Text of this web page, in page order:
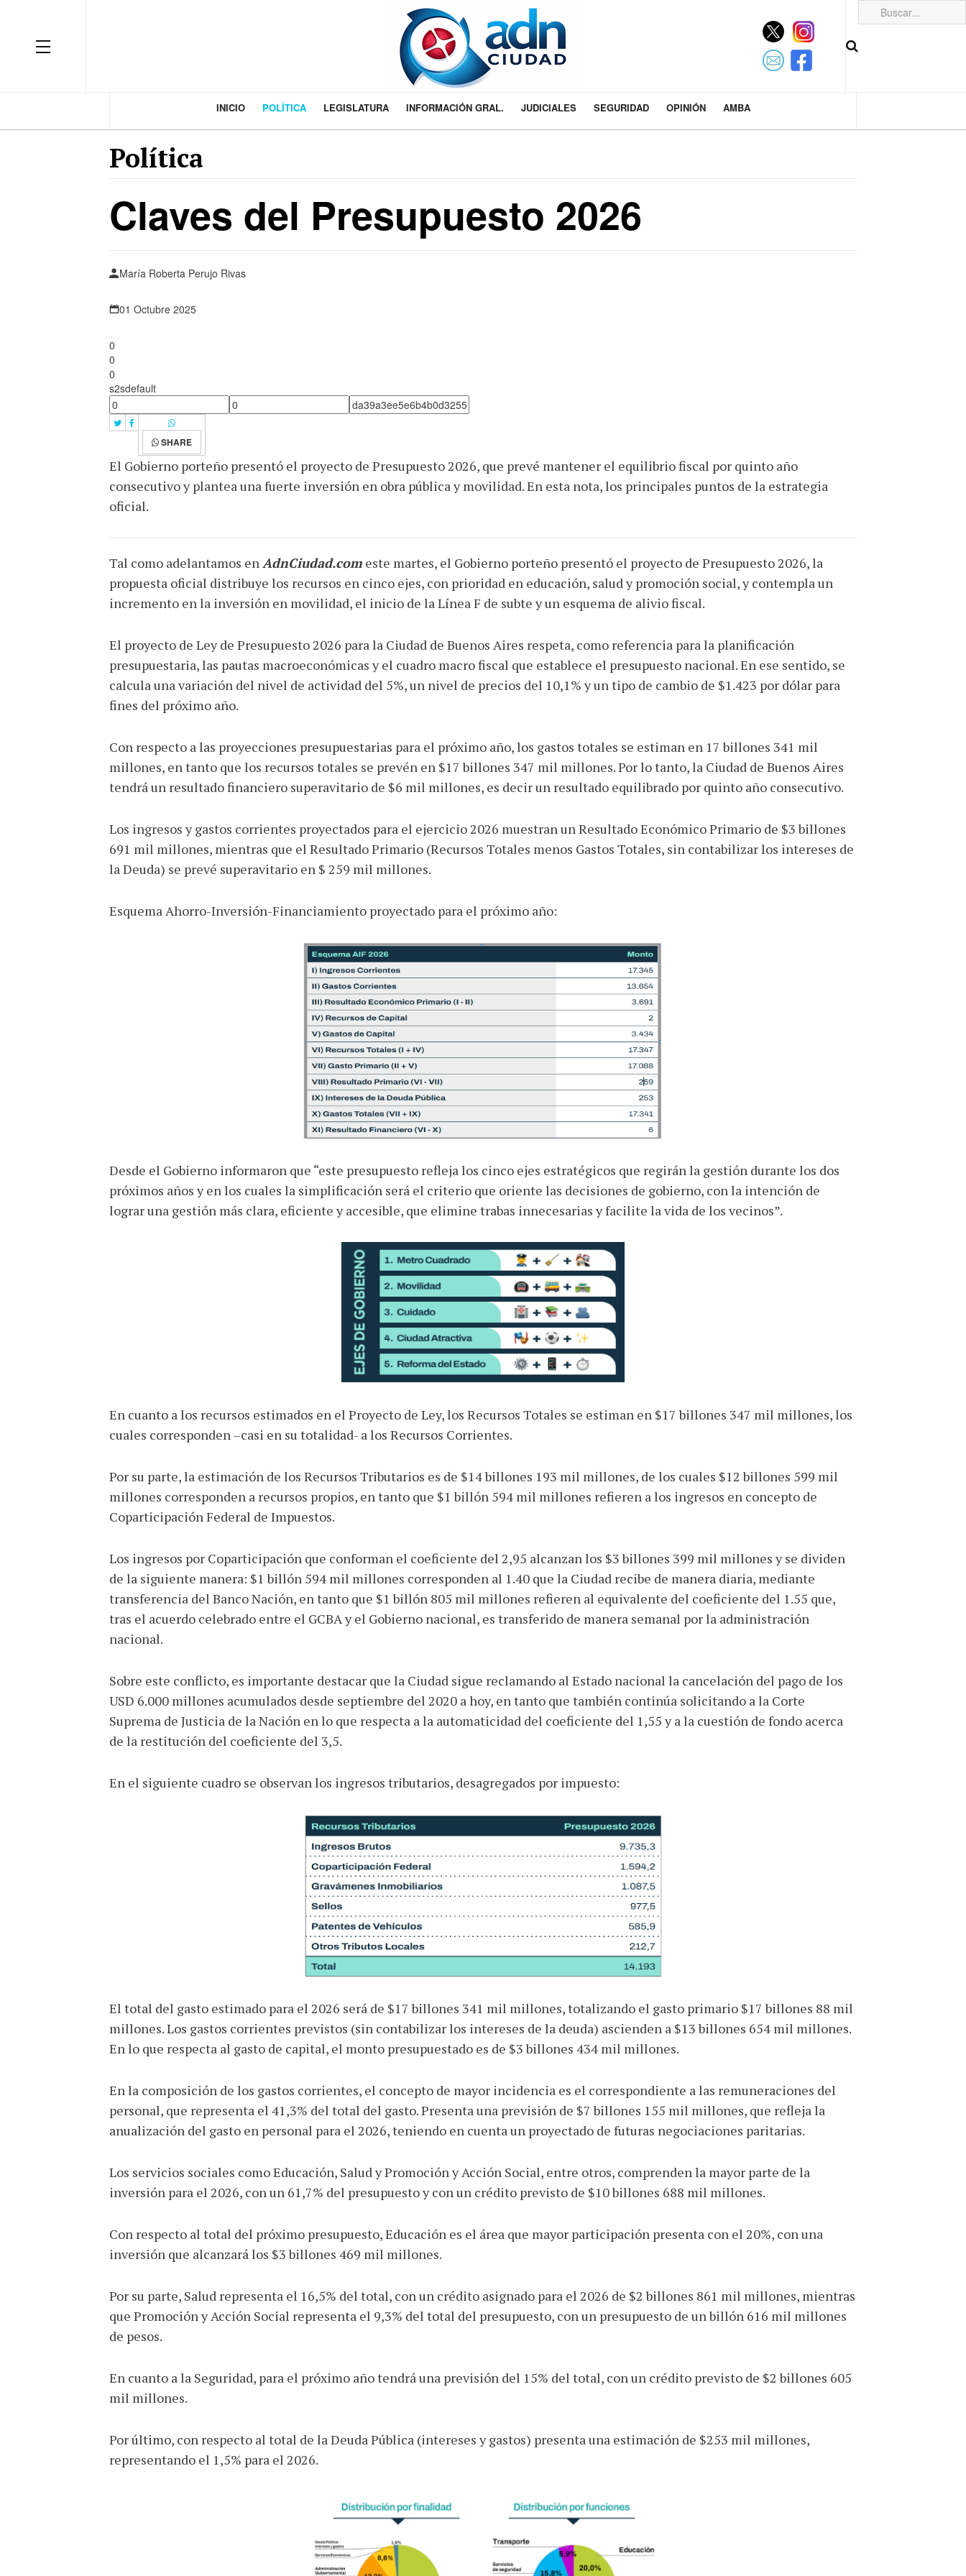
INICIO POLÍTICA LEGISLATURA INFORMACIÓN GRAL. JUDICIALES SEGURIDAD OPINIÓN AMBA
Política
Claves del Presupuesto 2026
María Roberta Perujo Rivas
01 Octubre 2025
0
0
0
s2sdefault
SHARE
El Gobierno porteño presentó el proyecto de Presupuesto 2026, que prevé mantener el equilibrio fiscal por quinto año
consecutivo y plantea una fuerte inversión en obra pública y movilidad. En esta nota, los principales puntos de la estrategia
oficial.
Tal como adelantamos enAdnCiudad.com este martes, el Gobierno porteño presentó el proyecto de Presupuesto 2026, la
propuesta oficial distribuye los recursos en cinco ejes, con prioridad en educación, salud y promoción social, y contempla un
incremento en la inversión en movilidad, el inicio de la Línea F de subte y un esquema de alivio fiscal.
El proyecto de Ley de Presupuesto 2026 para la Ciudad de Buenos Aires respeta, como referencia para la planificación
presupuestaria, las pautas macroeconómicas y el cuadro macro fiscal que establece el presupuesto nacional. En ese sentido, se
calcula una variación del nivel de actividad del 5%, un nivel de precios del 10,1% y un tipo de cambio de $1.423 por dólar para
fines del próximo año.
Con respecto a las proyecciones presupuestarias para el próximo año, los gastos totales se estiman en 17 billones 341 mil
millones, en tanto que los recursos totales se prevén en $17 billones 347 mil millones. Por lo tanto, la Ciudad de Buenos Aires
tendrá un resultado financiero superavitario de $6 mil millones, es decir un resultado equilibrado por quinto año consecutivo.
Los ingresos y gastos corrientes proyectados para el ejercicio 2026 muestran un Resultado Económico Primario de $3 billones
691 mil millones, mientras que el Resultado Primario (Recursos Totales menos Gastos Totales, sin contabilizar los intereses de
la Deuda) se prevé superavitario en $ 259 mil millones.
Esquema Ahorro-Inversión-Financiamiento proyectado para el próximo año:
Desde el Gobierno informaron que “este presupuesto refleja los cinco ejes estratégicos que regirán la gestión durante los dos
próximos años y en los cuales la simplificación será el criterio que oriente las decisiones de gobierno, con la intención de
lograr una gestión más clara, eficiente y accesible, que elimine trabas innecesarias y facilite la vida de los vecinos”.
En cuanto a los recursos estimados en el Proyecto de Ley, los Recursos Totales se estiman en $17 billones 347 mil millones, los
cuales corresponden –casi en su totalidad- a los Recursos Corrientes.
Por su parte, la estimación de los Recursos Tributarios es de $14 billones 193 mil millones, de los cuales $12 billones 599 mil
millones corresponden a recursos propios, en tanto que $1 billón 594 mil millones refieren a los ingresos en concepto de
Coparticipación Federal de Impuestos.
Los ingresos por Coparticipación que conforman el coeficiente del 2,95 alcanzan los $3 billones 399 mil millones y se dividen
de la siguiente manera: $1 billón 594 mil millones corresponden al 1.40 que la Ciudad recibe de manera diaria, mediante
transferencia del Banco Nación, en tanto que $1 billón 805 mil millones refieren al equivalente del coeficiente del 1.55 que,
tras el acuerdo celebrado entre el GCBA y el Gobierno nacional, es transferido de manera semanal por la administración
nacional.
Sobre este conflicto, es importante destacar que la Ciudad sigue reclamando al Estado nacional la cancelación del pago de los
USD 6.000 millones acumulados desde septiembre del 2020 a hoy, en tanto que también continúa solicitando a la Corte
Suprema de Justicia de la Nación en lo que respecta a la automaticidad del coeficiente del 1,55 y a la cuestión de fondo acerca
de la restitución del coeficiente del 3,5.
En el siguiente cuadro se observan los ingresos tributarios, desagregados por impuesto:
El total del gasto estimado para el 2026 será de $17 billones 341 mil millones, totalizando el gasto primario $17 billones 88 mil
millones. Los gastos corrientes previstos (sin contabilizar los intereses de la deuda) ascienden a $13 billones 654 mil millones.
En lo que respecta al gasto de capital, el monto presupuestado es de $3 billones 434 mil millones.
En la composición de los gastos corrientes, el concepto de mayor incidencia es el correspondiente a las remuneraciones del
personal, que representa el 41,3% del total del gasto. Presenta una previsión de $7 billones 155 mil millones, que refleja la
anualización del gasto en personal para el 2026, teniendo en cuenta un proyectado de futuras negociaciones paritarias.
Los servicios sociales como Educación, Salud y Promoción y Acción Social, entre otros, comprenden la mayor parte de la
inversión para el 2026, con un 61,7% del presupuesto y con un crédito previsto de $10 billones 688 mil millones.
Con respecto al total del próximo presupuesto, Educación es el área que mayor participación presenta con el 20%, con una
inversión que alcanzará los $3 billones 469 mil millones.
Por su parte, Salud representa el 16,5% del total, con un crédito asignado para el 2026 de $2 billones 861 mil millones, mientras
que Promoción y Acción Social representa el 9,3% del total del presupuesto, con un presupuesto de un billón 616 mil millones
de pesos.
En cuanto a la Seguridad, para el próximo año tendrá una previsión del 15% del total, con un crédito previsto de $2 billones 605
mil millones.
Por último, con respecto al total de la Deuda Pública (intereses y gastos) presenta una estimación de $253 mil millones,
representando el 1,5% para el 2026.